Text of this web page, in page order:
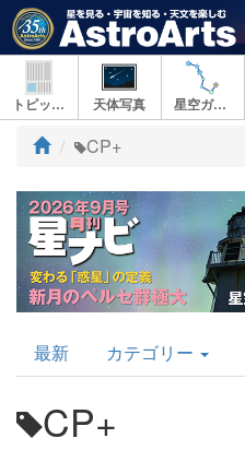
トピックス 天体写真 星空ガイド
ト
プ
CP+
AstroArts
Topics
最新 カテゴリー
CP+